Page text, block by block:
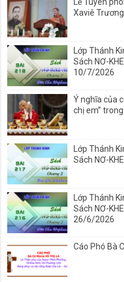
Xaviê
Lớp Thánh
Sách NƠ-
10/7/2026
Ý nghĩa của
chị em”
Lớp Thánh
Sách NƠ-
Lớp Thánh
Sách NƠ-
26/6/2026
Cáo Phó Bà